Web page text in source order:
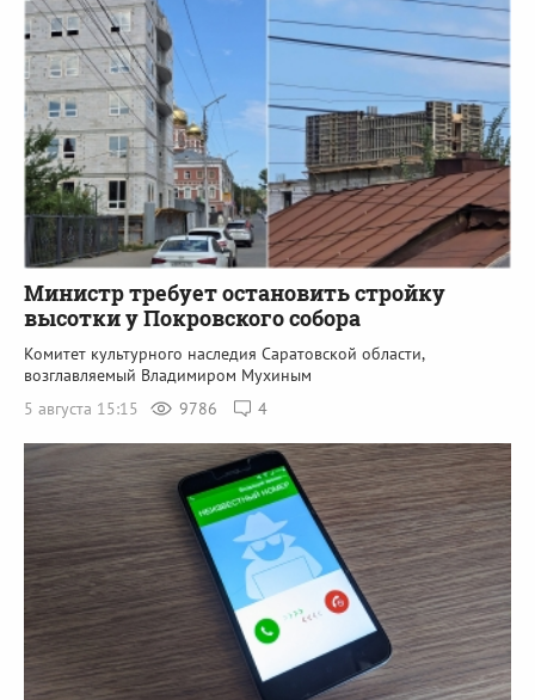
Министр требует остановить стройку
высотки у Покровского собора
Комитет культурного наследия Саратовской области,
возглавляемый Владимиром Мухиным
5 августа 15:15
9786 4